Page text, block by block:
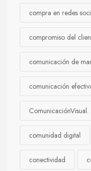
compra en redes
compromiso del
comunicación de
comunicación
ComunicaciónVisual.
comunidad digital
conectividad